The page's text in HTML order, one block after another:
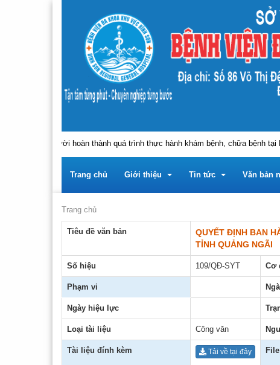
hành, người hoàn thành quá trình thực hành khám bệnh, chữa bệnh tại
Trang chủ Giới thiệu
Trung tâm Giới thiệu về Trung tâm
Giới thiệu về Đảng bộ
Lãnh đạo
Tin tức
Tin tức - sự kiện
Thông báo Thông
Thông
Hoạt động chuyên môn
Chỉ đạo
Hoạt
Hoạt
Hoạt động phong trào
Thể thao
Hoạt
Hoạt
Liên kết - Hợp tác
Gương mặt tiêu biểu
Bác sĩ
Văn bản
Tài liệu
Tài liệu
Phần
Biểu mẫu
Trang chủ
Tiêu đề văn bản
QUYẾT ĐỊNH BAN
TỈNH QUẢNG NGÃI
Số hiệu 109/QĐ-SYT Cơ
Phạm vi
Ngày hiệu lực
Loại tài liệu Công văn
Tài liệu đính kèm Tải về tại đây